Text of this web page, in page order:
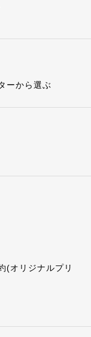
ーから選ぶ
(オリジナルプリ